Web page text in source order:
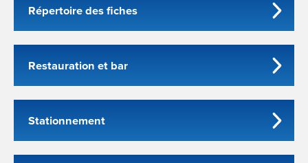
Répertoire des fiches
Restauration et bar
Stationnement